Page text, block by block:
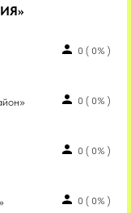
0 ( 0% )
0 ( 0% )
0 ( 0% )
0 ( 0% )